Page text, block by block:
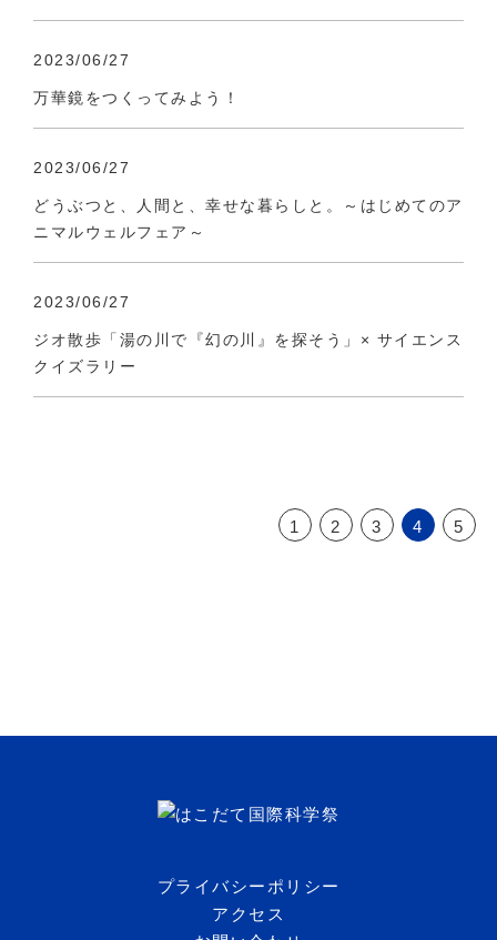
2023/06/27
万華鏡をつくってみよう！
2023/06/27
どうぶつと、人間と、幸せな暮らしと。～はじめてのア
ニマルウェルフェア～
2023/06/27
ジオ散歩「湯の川で『幻の川』を探そう」× サイエンス
クイズラリー
1 2 3 4 5
プライバシーポリシー
アクセス